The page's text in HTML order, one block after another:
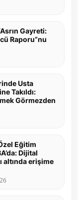
Gayreti:
Raporu”nu
Usta
Takıldı:
Görmezden
Eğitim
Dijital
altında erişime